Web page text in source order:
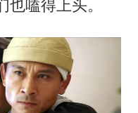
嗑得上头。